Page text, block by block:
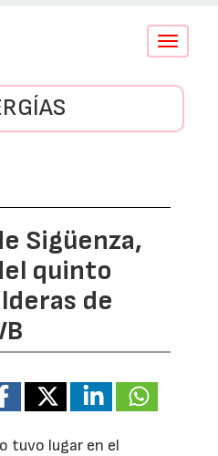
Conmutar
Sigüenza,
quinto
de
tuvo lugar en el